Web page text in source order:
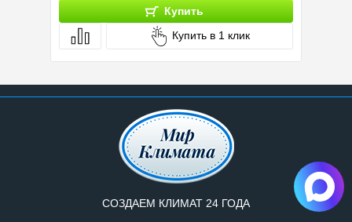
Купить
Купить в 1 клик
СОЗДАЕМ КЛИМАТ 24 ГОДА